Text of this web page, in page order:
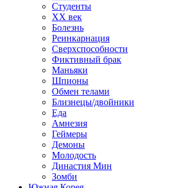
Студенты
ХХ век
Болезнь
Реинкарнация
Сверхспособности
Фиктивный брак
Маньяки
Шпионы
Обмен телами
Близнецы/двойники
Еда
Амнезия
Геймеры
Демоны
Молодость
Династия Мин
Зомби